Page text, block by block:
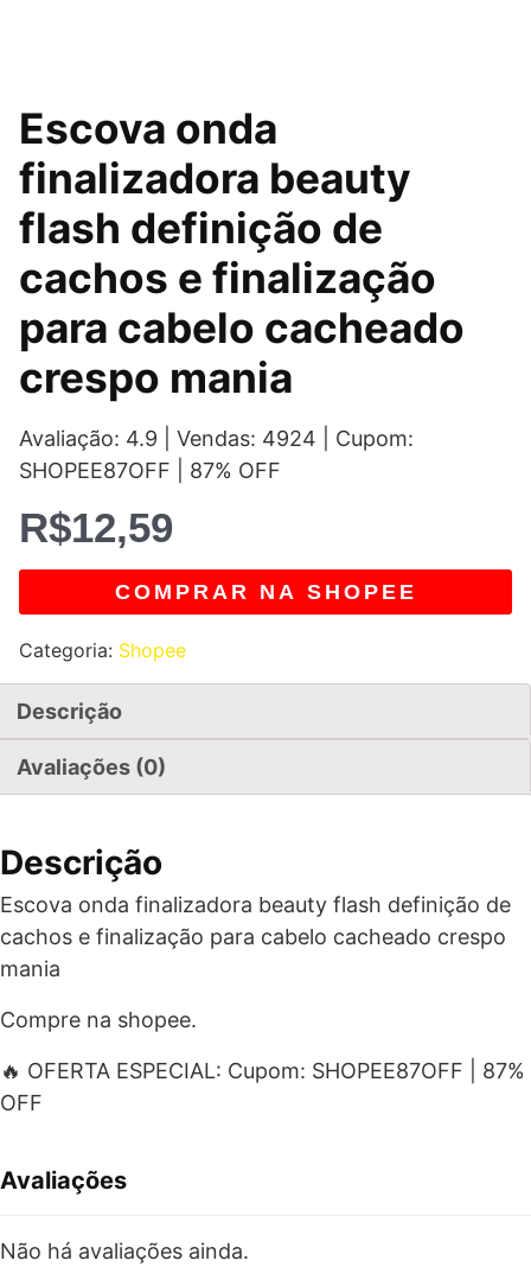
Escova onda
finalizadora beauty
flash definição de
cachos e finalização
para cabelo cacheado
crespo mania
Avaliação: 4.9 | Vendas: 4924 | Cupom:
SHOPEE87OFF | 87% OFF
R$12,59
COMPRAR NA SHOPEE
Categoria: Shopee
Descrição
Avaliações (0)
Descrição
Escova onda finalizadora beauty flash definição de
cachos e finalização para cabelo cacheado crespo
mania
Compre na shopee.
🔥 OFERTA ESPECIAL: Cupom: SHOPEE87OFF | 87%
OFF
Avaliações
Não há avaliações ainda.